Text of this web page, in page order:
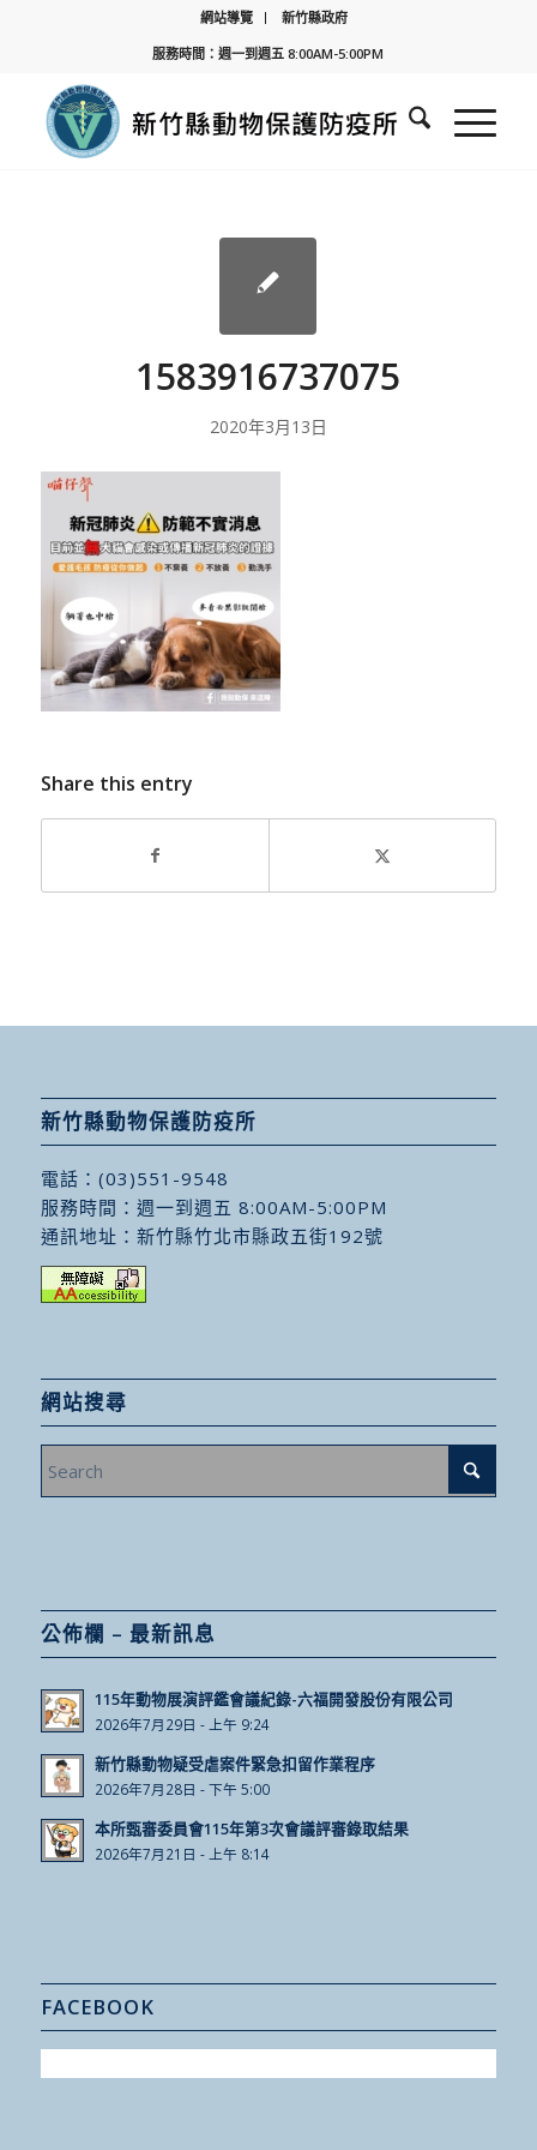
網站導覽
新竹縣政府
服務時間：週一到週五 8:00AM-5:00PM
1583916737075
2020年3月13日
Share this entry
新竹縣動物保護防疫所
電話： (03)551-9548
服務時間：週一到週五 8:00AM-5:00PM
通訊地址： 新竹縣竹北市縣政五街192號
網站搜尋
公佈欄 – 最新訊息
115年動物展演評鑑會議紀錄-六福開發股份有限公司
2026年7月29日 - 上午 9:24
新竹縣動物疑受虐案件緊急扣留作業程序
2026年7月28日 - 下午 5:00
本所甄審委員會115年第3次會議評審錄取結果
2026年7月21日 - 上午 8:14
FACEBOOK